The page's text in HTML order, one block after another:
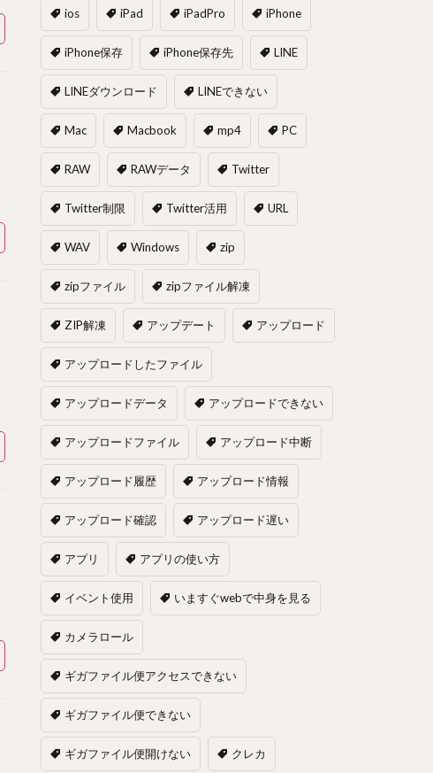
ios iPad iPadPro iPhone
iPhone保存 iPhone保存先 LINE
LINEダウンロード LINEできない
Mac Macbook mp4 PC
RAW RAWデータ Twitter
Twitter制限 Twitter活用 URL
WAV Windows zip
zipファイル zipファイル解凍
ZIP解凍 アップデート アップロード
アップロードしたファイル
アップロードデータ アップロードできない
アップロードファイル アップロード中断
アップロード履歴 アップロード情報
アップロード確認 アップロード遅い
アプリ アプリの使い方
イベント使用 いますぐwebで中身を見る
カメラロール
ギガファイル便アクセスできない
ギガファイル便できない
ギガファイル便開けない クレカ